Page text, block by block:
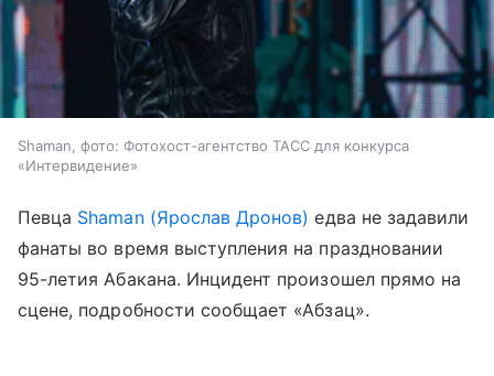
Shaman, фото: Фотохост-агентство ТАСС для конкурса
«Интервидение»
Певца Shaman (Ярослав Дронов) едва не задавили
фанаты во время выступления на праздновании
95-летия Абакана. Инцидент произошел прямо на
сцене, подробности сообщает «Абзац».